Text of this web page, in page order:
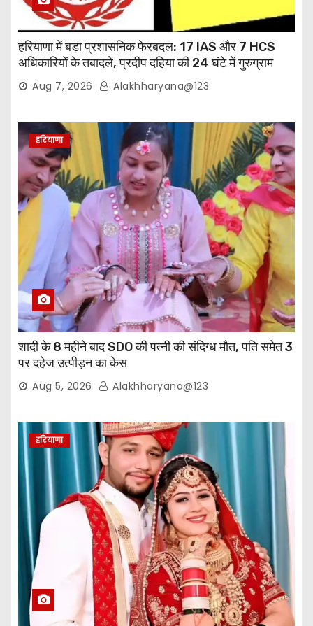
हरियाणा में बड़ा प्रशासनिक फेरबदल: 17 IAS और 7 HCS
अधिकारियों के तबादले, प्रदीप दहिया की 24 घंटे में गुरुग्राम
वापसीAug 7, 2026 Alakhharyana@123
हरियाणा
शादी के 8 महीने बाद SDO की पत्नी की संदिग्ध मौत, पति समेत 3
पर दहेज उत्पीड़न का केस
Aug 5, 2026 Alakhharyana@123
हरियाणा